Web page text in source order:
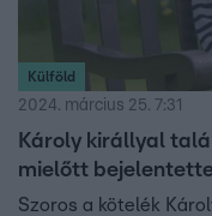
Külföld
2024. március 25. 7:31
Károly királlyal
mielőtt
Szoros a kötelék